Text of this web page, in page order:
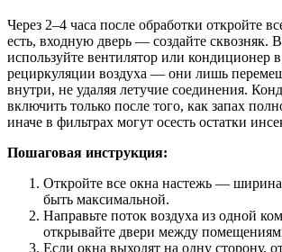
Через 2–4 часа после обработки откройте
есть, входную дверь — создайте сквозняк.
используйте вентилятор или кондиционер
рециркуляции воздуха — они лишь
внутри, не удаляя летучие соединения.
включить только после того, как запах
иначе в фильтрах могут осесть остатки
Пошаговая инструкция:
Откройте все окна настежь —
быть максимальной.
Направьте поток воздуха из одной
открывайте двери между
Если окна выходят на одну сторону,